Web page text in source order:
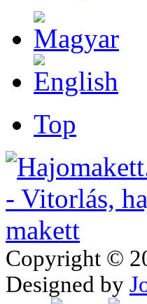
Top
Copyright ©
Designed by